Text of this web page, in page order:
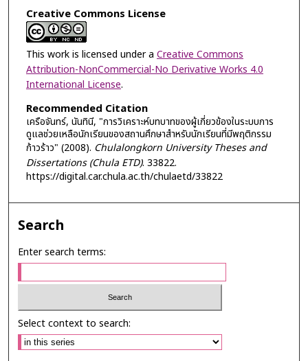
Creative Commons License
This work is licensed under a Creative Commons
Attribution-NonCommercial-No Derivative Works 4.0
International License.
Recommended Citation
เครือจันทร์, นันทินี, "การวิเคราะห์บทบาทของผู้เกี่ยวข้องในระบบการ
ดูแลช่วยเหลือนักเรียนของสถานศึกษาสำหรับนักเรียนที่มีพฤติกรรม
ก้าวร้าว" (2008). Chulalongkorn University Theses and
Dissertations (Chula ETD). 33822.
https://digital.car.chula.ac.th/chulaetd/33822
Search
Enter search terms:
Select context to search: